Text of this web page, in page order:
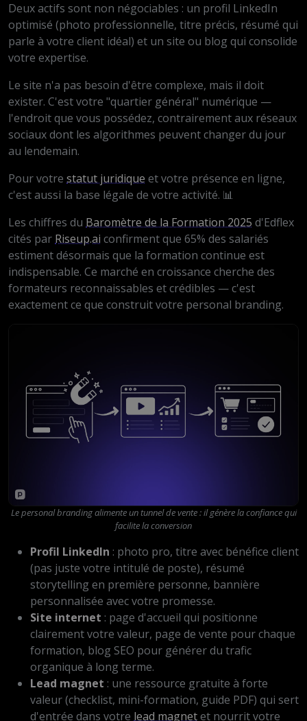
Deux actifs sont non négociables : un profil LinkedIn
optimisé (photo professionnelle, titre précis, résumé qui
parle à votre client idéal) et un site ou blog qui consolide
votre expertise.
Le site n'a pas besoin d'être complexe, mais il doit
exister. C'est votre "quartier général" numérique —
l'endroit que vous possédez, contrairement aux réseaux
sociaux dont les algorithmes peuvent changer du jour
au lendemain.
Pour votre statut juridique et votre présence en ligne,
c'est aussi la base légale de votre activité. 📊
Les chiffres du Baromètre de la Formation 2025 d'Edflex
cités parRiseup.ai confirment que 65% des salariés
estiment désormais que la formation continue est
indispensable. Ce marché en croissance cherche des
formateurs reconnaissables et crédibles — c'est
exactement ce que construit votre personal branding.
Le personal branding alimente un tunnel de vente : il génère la confiance qui
facilite la conversion
Profil LinkedIn : photo pro, titre avec bénéfice client
(pas juste votre intitulé de poste), résumé
storytelling en première personne, bannière
personnalisée avec votre promesse.
Site internet : page d'accueil qui positionne
clairement votre valeur, page de vente pour chaque
formation, blog SEO pour générer du trafic
organique à long terme.
Lead magnet : une ressource gratuite à forte
valeur (checklist, mini-formation, guide PDF) qui sert
d'entrée dans votre lead magnetet nourrit votre